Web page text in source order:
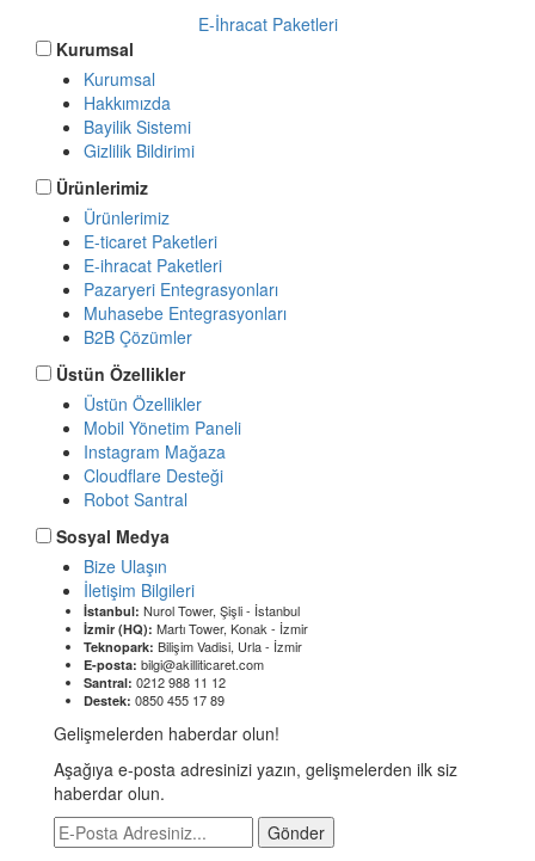
E-İhracat Paketleri
Kurumsal
Kurumsal
Hakkımızda
Bayilik Sistemi
Gizlilik Bildirimi
Ürünlerimiz
Ürünlerimiz
E-ticaret Paketleri
E-ihracat Paketleri
Pazaryeri Entegrasyonları
Muhasebe Entegrasyonları
B2B Çözümler
Üstün Özellikler
Üstün Özellikler
Mobil Yönetim Paneli
Instagram Mağaza
Cloudflare Desteği
Robot Santral
Sosyal Medya
Bize Ulaşın
İletişim Bilgileri
İstanbul: Nurol Tower, Şişli - İstanbul
İzmir (HQ): Martı Tower, Konak - İzmir
Teknopark: Bilişim Vadisi, Urla - İzmir
E-posta: bilgi@akilliticaret.com
Santral: 0212 988 11 12
Destek: 0850 455 17 89
Gelişmelerden haberdar olun!
Aşağıya e-posta adresinizi yazın, gelişmelerden ilk siz
haberdar olun.
Gönder